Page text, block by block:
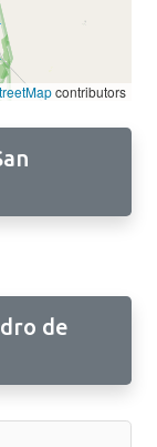
contributors
de